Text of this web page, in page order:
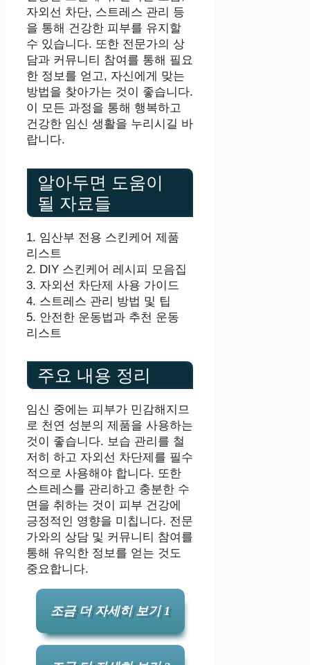
자외선 차단, 스트레스 관리 등
을 통해 건강한 피부를 유지할
수 있습니다. 또한 전문가의 상
담과 커뮤니티 참여를 통해 필요
한 정보를 얻고, 자신에게 맞는
방법을 찾아가는 것이 좋습니다.
이 모든 과정을 통해 행복하고
건강한 임신 생활을 누리시길 바
랍니다.
알아두면 도움이
될 자료들
1. 임산부 전용 스킨케어 제품
리스트
2. DIY 스킨케어 레시피 모음집
3. 자외선 차단제 사용 가이드
4. 스트레스 관리 방법 및 팁
5. 안전한 운동법과 추천 운동
리스트
주요 내용 정리
임신 중에는 피부가 민감해지므
로 천연 성분의 제품을 사용하는
것이 좋습니다. 보습 관리를 철
저히 하고 자외선 차단제를 필수
적으로 사용해야 합니다. 또한
스트레스를 관리하고 충분한 수
면을 취하는 것이 피부 건강에
긍정적인 영향을 미칩니다. 전문
가와의 상담 및 커뮤니티 참여를
통해 유익한 정보를 얻는 것도
중요합니다.
조금 더 자세히 보기 1